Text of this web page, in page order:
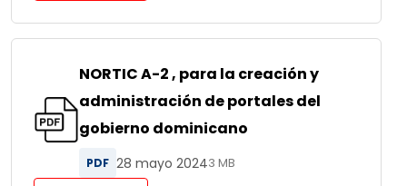
NORTIC A-2 , para la creación y
administración de portales del
gobierno dominicano
PDF 28 mayo 20243 MB